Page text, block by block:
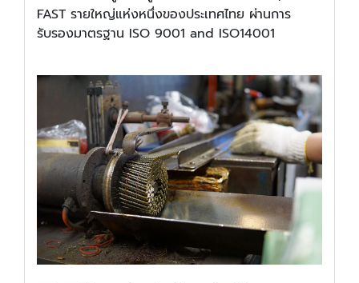
FAST รายใหญ่แห่งหนึ่งของประเทศไทย ผ่านการ
รับรองมาตรฐาน ISO 9001 and ISO14001